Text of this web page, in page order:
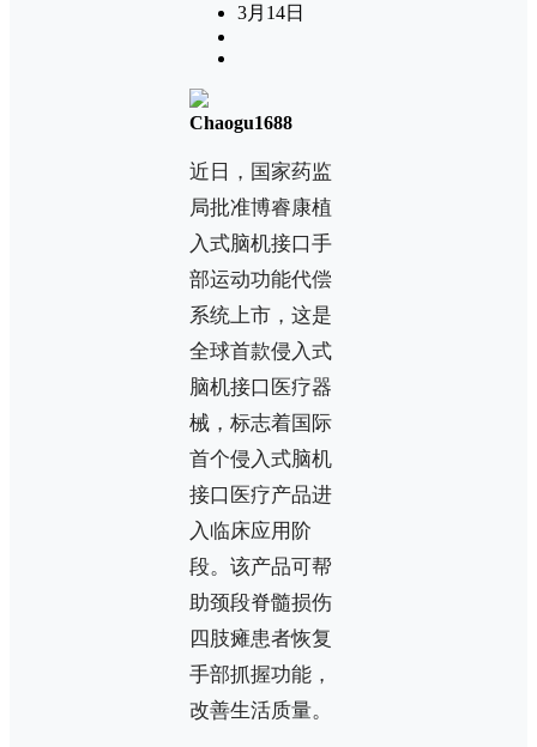
3月14日
Chaogu1688
近日，国家药监
局批准博睿康植
入式脑机接口手
部运动功能代偿
系统上市，这是
全球首款侵入式
脑机接口医疗器
械，标志着国际
首个侵入式脑机
接口医疗产品进
入临床应用阶
段。该产品可帮
助颈段脊髓损伤
四肢瘫患者恢复
手部抓握功能，
改善生活质量。